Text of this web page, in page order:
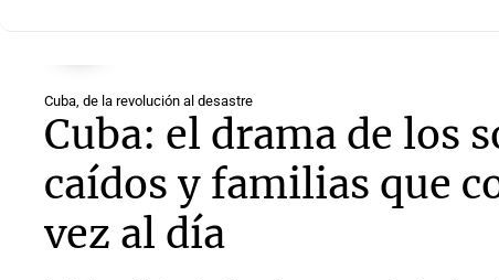
Cuba, de la revolución al desastre
Cuba: el drama de los
caídos y familias que
vez al día